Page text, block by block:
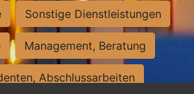
Sonstige Dienstleistungen
Management, Beratung
Abschlussarbeiten